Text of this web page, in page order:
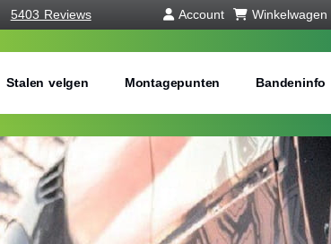
5403 Reviews Account Winkelwagen
Stalen velgen Montagepunten Bandeninfo